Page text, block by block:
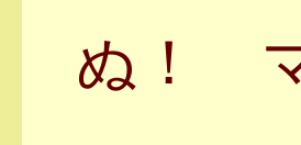
ぬ！